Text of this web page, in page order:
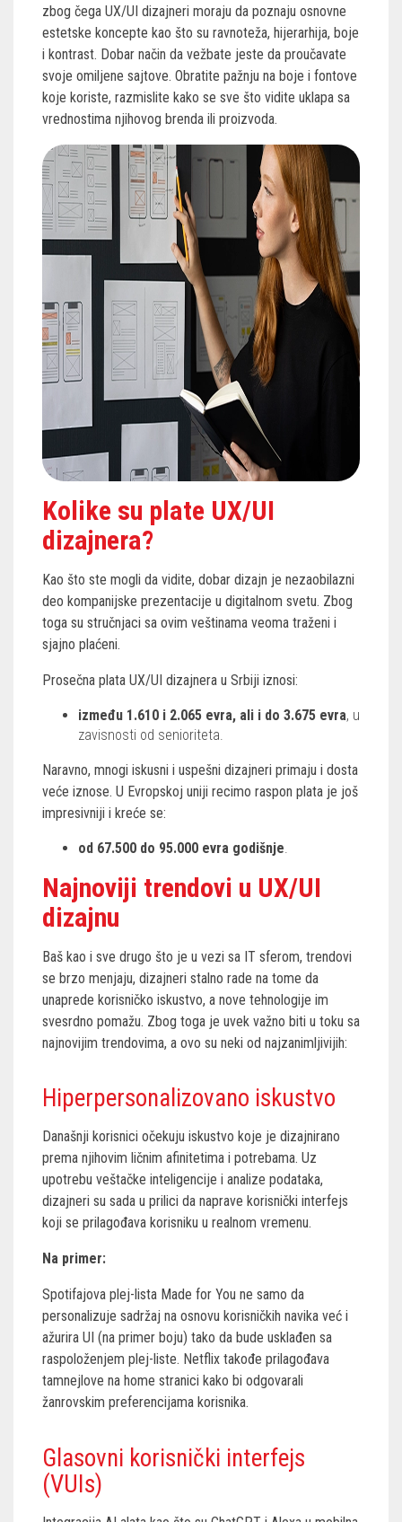
zbog čega UX/UI dizajneri moraju da poznaju osnovne
estetske koncepte kao što su ravnoteža, hijerarhija, boje
i kontrast. Dobar način da vežbate jeste da proučavate
svoje omiljene sajtove. Obratite pažnju na boje i fontove
koje koriste, razmislite kako se sve što vidite uklapa sa
vrednostima njihovog brenda ili proizvoda.
Kolike su plate UX/UI
dizajnera?
Kao što ste mogli da vidite, dobar dizajn je nezaobilazni
deo kompanijske prezentacije u digitalnom svetu. Zbog
toga su stručnjaci sa ovim veštinama veoma traženi i
sjajno plaćeni.
Prosečna plata UX/UI dizajnera u Srbiji iznosi:
između 1.610 i 2.065 evra, ali i do 3.675 evra, u
zavisnosti od senioriteta.
Naravno, mnogi iskusni i uspešni dizajneri primaju i dosta
veće iznose. U Evropskoj uniji recimo raspon plata je još
impresivniji i kreće se:
od 67.500 do 95.000 evra godišnje.
Najnoviji trendovi u UX/UI
dizajnu
Baš kao i sve drugo što je u vezi sa IT sferom, trendovi
se brzo menjaju, dizajneri stalno rade na tome da
unaprede korisničko iskustvo, a nove tehnologije im
svesrdno pomažu. Zbog toga je uvek važno biti u toku sa
najnovijim trendovima, a ovo su neki od najzanimljivijih:
Hiperpersonalizovano iskustvo
Današnji korisnici očekuju iskustvo koje je dizajnirano
prema njihovim ličnim afinitetima i potrebama. Uz
upotrebu veštačke inteligencije i analize podataka,
dizajneri su sada u prilici da naprave korisnički interfejs
koji se prilagođava korisniku u realnom vremenu.
Na primer:
Spotifajova plej-lista Made for You ne samo da
personalizuje sadržaj na osnovu korisničkih navika već i
ažurira UI (na primer boju) tako da bude usklađen sa
raspoloženjem plej-liste. Netflix takođe prilagođava
tamnejlove na home stranici kako bi odgovarali
žanrovskim preferencijama korisnika.
Glasovni korisnički interfejs
(VUIs)